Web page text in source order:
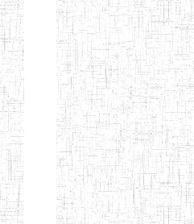
TRAINING
COLLEGE
"K.T.T.C NDOP"
ENIEG PRIVEE
BILINGUE
LAIQUE LES
PERFORMANCES
PEDAGOGIQUES